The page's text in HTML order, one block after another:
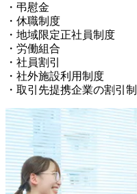
・弔慰金
・休職制度
・地域限定正社員制度
・労働組合
・社員割引
・社外施設利用制度
・取引先提携企業の割引